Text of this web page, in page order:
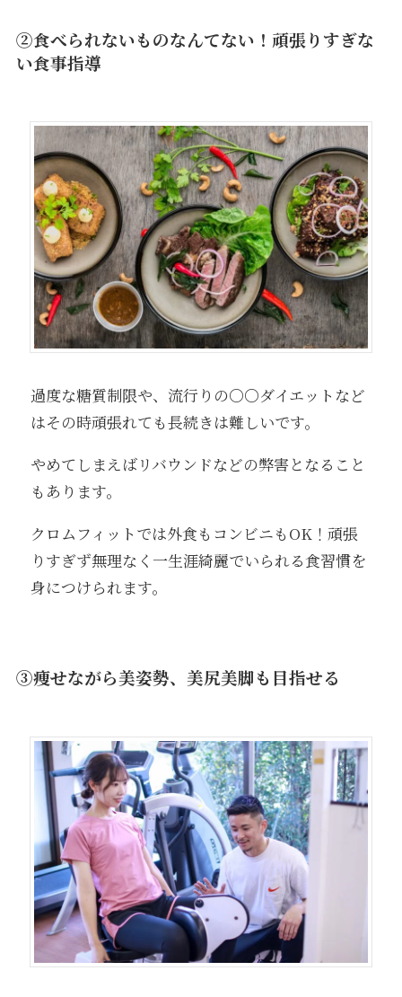
②食べられないものなんてない！頑張りすぎな
い食事指導
過度な糖質制限や、流行りの〇〇ダイエットなど
はその時頑張れても長続きは難しいです。
やめてしまえばリバウンドなどの弊害となること
もあります。
クロムフィットでは外食もコンビニもOK！頑張
りすぎず無理なく一生涯綺麗でいられる食習慣を
身につけられます。
③痩せながら美姿勢、美尻美脚も目指せる